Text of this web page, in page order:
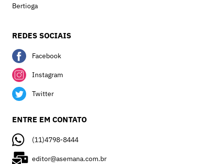
Bertioga
REDES SOCIAIS
Facebook
Instagram
Twitter
ENTRE EM CONTATO
(11)4798-8444
editor@asemana.com.br